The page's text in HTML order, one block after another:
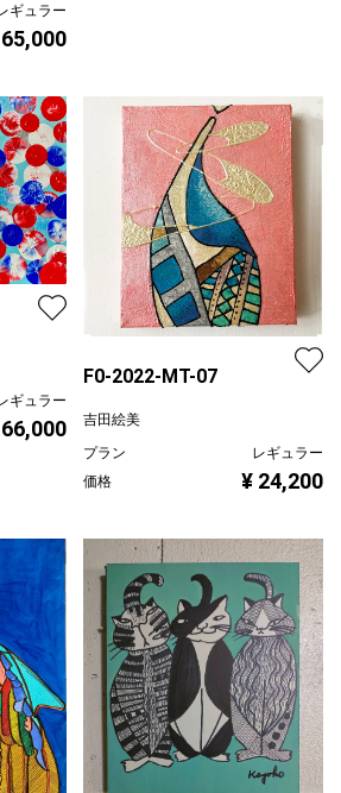
ギュラー
ギュラー
F0-2022-MT-07
吉田絵美
プラン
レギュラー
価格
¥ 24,200